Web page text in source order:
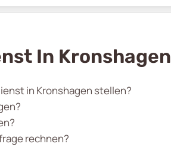
In Kronshagen
in Kronshagen stellen?
rechnen?